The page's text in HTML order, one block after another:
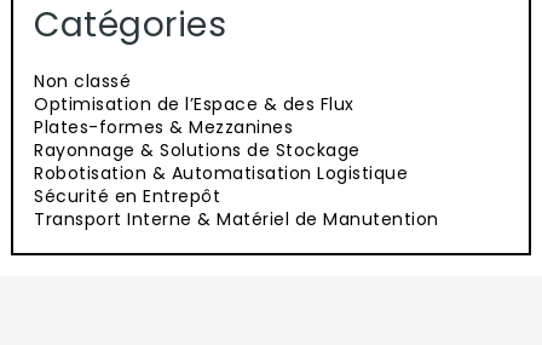
Catégories
Non classé
Optimisation de l’Espace & des Flux
Plates-formes & Mezzanines
Rayonnage & Solutions de Stockage
Robotisation & Automatisation Logistique
Sécurité en Entrepôt
Transport Interne & Matériel de Manutention